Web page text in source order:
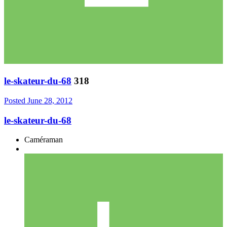
le-skateur-du-68 318
Posted June 28, 2012
le-skateur-du-68
Caméraman